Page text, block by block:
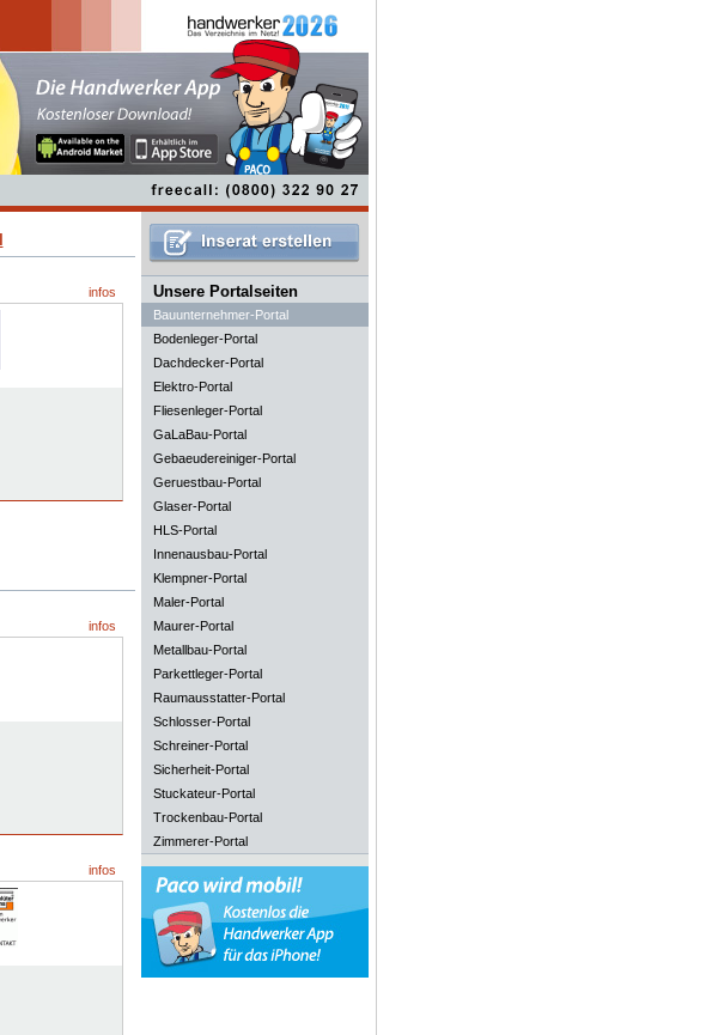
infos
infos
infos
Unsere Portalseiten
Bauunternehmer-Portal
Bodenleger-Portal
Dachdecker-Portal
Elektro-Portal
Fliesenleger-Portal
GaLaBau-Portal
Gebaeudereiniger-Portal
Geruestbau-Portal
Glaser-Portal
HLS-Portal
Innenausbau-Portal
Klempner-Portal
Maler-Portal
Maurer-Portal
Metallbau-Portal
Parkettleger-Portal
Raumausstatter-Portal
Schlosser-Portal
Schreiner-Portal
Sicherheit-Portal
Stuckateur-Portal
Trockenbau-Portal
Zimmerer-Portal